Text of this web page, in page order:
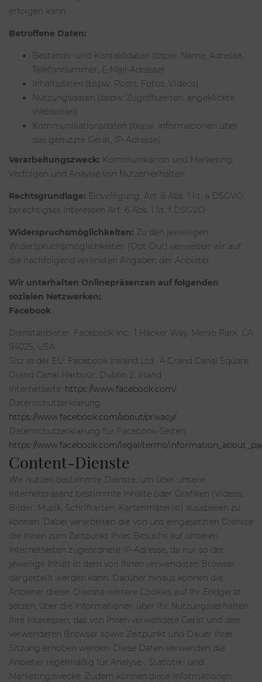
erfolgen kann.
Betroffene Daten:
Bestands- und Kontaktdaten (bspw. Name, Adresse,
Telefonnummer, E-Mail-Adresse)
Inhaltsdaten (bspw. Posts, Fotos, Videos)
Nutzungsdaten (bspw. Zugriffszeiten, angeklickte
Webseiten)
Kommunikationsdaten (bspw. Informationen über
das genutzte Gerät, IP-Adresse).
Verarbeitungszweck: Kommunikation und Marketing,
Verfolgen und Anaylse von Nutzerverhalten
Rechtsgrundlage: Einwilligung, Art. 6 Abs. 1 lit. a DSGVO,
berechtigtes Interessen Art. 6 Abs. 1 lit. f DSGVO
Widerspruchsmöglichkeiten: Zu den jeweiligen
Widerspruchsmöglichkeiten (Opt-Out) verweisen wir auf
die nachfolgend verlinkten Angaben der Anbieter.
Wir unterhalten Onlinepräsenzen auf folgenden
sozialen Netzwerken:
Facebook
Dienstanbieter: Facebook Inc., 1 Hacker Way, Menlo Park, CA
94025, USA
Sitz in der EU: Facebook Ireland Ltd., 4 Grand Canal Square,
Grand Canal Harbour, Dublin 2, Irland
Internetseite: https://www.facebook.com/
Datenschutzerklärung:
https://www.facebook.com/about/privacy/
Datenschutzerklärung für Facebook-Seiten:
https://www.facebook.com/legal/terms/
Content-Dienste
Wir nutzen bestimmte Dienste, um über unsere
Internetpräsenz bestimmte Inhalte oder Grafiken (Videos,
Bilder, Musik, Schriftarten, Kartenmaterial) ausspielen zu
können. Dabei verarbeiten die von uns eingesetzten Dienste
die Ihnen zum Zeitpunkt Ihres Besuchs auf unseren
Internetseiten zugeordnete IP-Adresse, da nur so der
jeweilige Inhalt in dem von Ihnen verwendeten Browser
dargestellt werden kann. Darüber hinaus können die
Anbieter dieser Dienste weitere Cookies auf Ihr Endgerät
setzen, über die Informationen über Ihr Nutzungsverhalten,
Ihre Interessen, das von Ihnen verwendete Gerät und den
verwendeten Browser sowie Zeitpunkt und Dauer Ihrer
Sitzung erhoben werden. Diese Daten verwenden die
Anbieter regelmäßig für Analyse-, Statistik- und
Marketingzwecke. Zudem können diese Informationen